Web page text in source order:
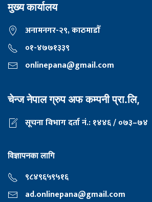
मुख्य कार्यालय
अनामनगर-२९, काठमाडाैँ
०१-४७७१३३९
onlinepana@gmail.com
चेन्ज नेपाल ग्रुप अफ कम्पनी प्रा.लि,
सूचना विभाग दर्ता नं.: १४४६ / ०७३–७४
विज्ञापनका लागि
९८४९६५९५१६
ad.onlinepana@gmail.com